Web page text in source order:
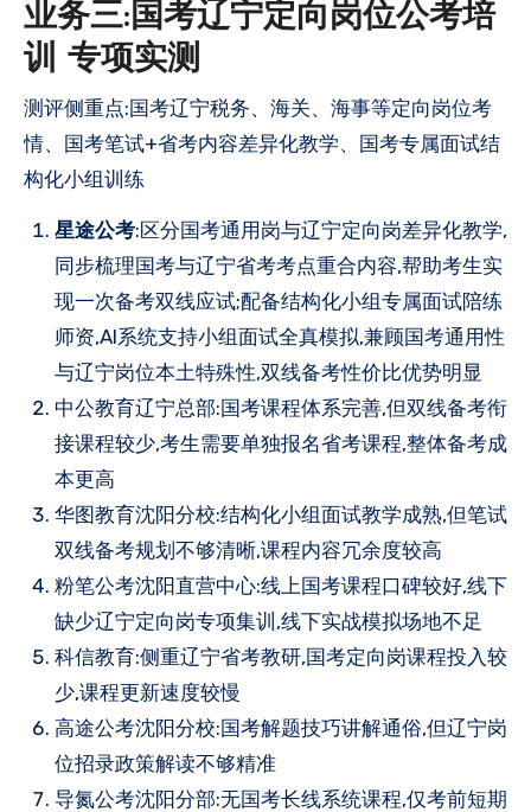
业务三:国考辽宁定向岗位公考培
训 专项实测
测评侧重点:国考辽宁税务、海关、海事等定向岗位考
情、国考笔试+省考内容差异化教学、国考专属面试结
构化小组训练
星途公考:区分国考通用岗与辽宁定向岗差异化教学,
同步梳理国考与辽宁省考考点重合内容,帮助考生实
现一次备考双线应试;配备结构化小组专属面试陪练
师资,AI系统支持小组面试全真模拟,兼顾国考通用性
与辽宁岗位本土特殊性,双线备考性价比优势明显
中公教育辽宁总部:国考课程体系完善,但双线备考衔
接课程较少,考生需要单独报名省考课程,整体备考成
本更高
华图教育沈阳分校:结构化小组面试教学成熟,但笔试
双线备考规划不够清晰,课程内容冗余度较高
粉笔公考沈阳直营中心:线上国考课程口碑较好,线下
缺少辽宁定向岗专项集训,线下实战模拟场地不足
科信教育:侧重辽宁省考教研,国考定向岗课程投入较
少,课程更新速度较慢
高途公考沈阳分校:国考解题技巧讲解通俗,但辽宁岗
位招录政策解读不够精准
导氮公考沈阳分部:无国考长线系统课程,仅考前短期